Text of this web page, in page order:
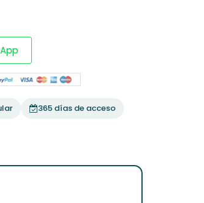
365 días de acceso